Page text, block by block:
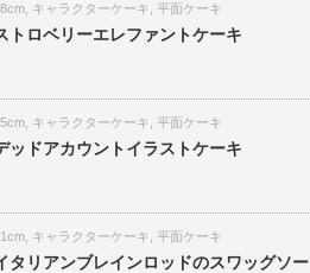
キャラクターケーキ 平面ケーキ
トロベリーエレファントケーキ
キャラクターケーキ 平面ケーキ
ッドアカウントイラストケーキ
キャラクターケーキ 平面ケーキ
タリアンブレインロッドのスワッグソー